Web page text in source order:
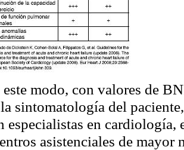
este modo, con valores de
sintomatología del
especialistas en
asistenciales de mayor